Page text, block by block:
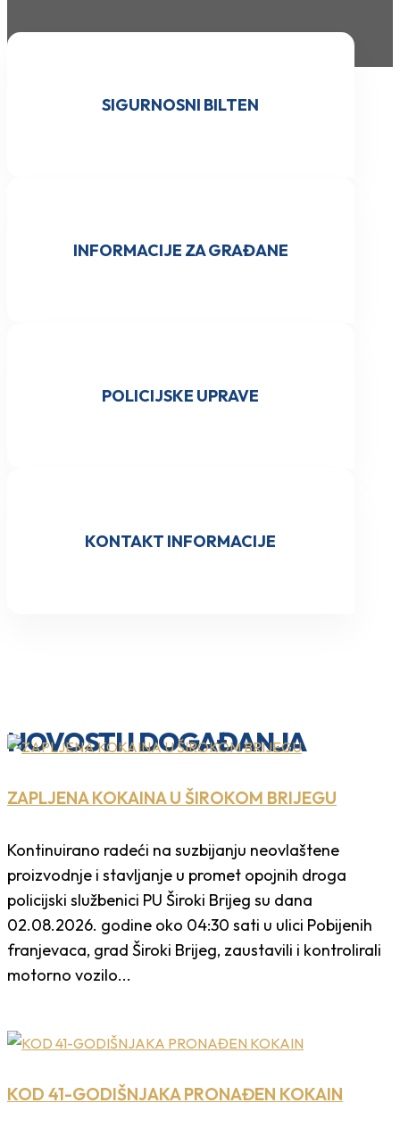
SIGURNOSNI BILTEN
INFORMACIJE ZA GRAĐANE
POLICIJSKE UPRAVE
KONTAKT INFORMACIJE
NOVOSTI I DOGAĐANJA
ZAPLJENA KOKAINA U ŠIROKOM BRIJEGU
Kontinuirano radeći na suzbijanju neovlaštene
proizvodnje i stavljanje u promet opojnih droga
policijski službenici PU Široki Brijeg su dana
02.08.2026. godine oko 04:30 sati u ulici Pobijenih
franjevaca, grad Široki Brijeg, zaustavili i kontrolirali
motorno vozilo...
KOD 41-GODIŠNJAKA PRONAĐEN KOKAIN